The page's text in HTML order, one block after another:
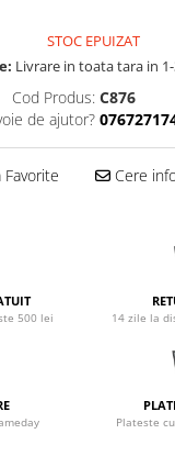
STOC EPUIZAT
Livrare in toata tara in
Cod Produs: C876
de ajutor?
Cere
500 lei 14 zile la
Plateste